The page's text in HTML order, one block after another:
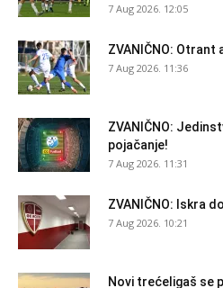
7 Aug 2026. 12:05
ZVANIČNO: Otrant
7 Aug 2026. 11:36
ZVANIČNO:
pojačanje!
7 Aug 2026. 11:31
ZVANIČNO: Iskra
7 Aug 2026. 10:21
Novi trećeligaš se